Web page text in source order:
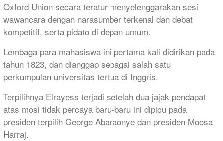
Oxford Union secara teratur menyelenggarakan sesi
wawancara dengan narasumber terkenal dan debat
kompetitif, serta pidato di depan umum.
Lembaga para mahasiswa ini pertama kali didirikan pada
tahun 1823, dan dianggap sebagai salah satu
perkumpulan universitas tertua di Inggris.
Terpilihnya Elrayess terjadi setelah dua jajak pendapat
atas mosi tidak percaya baru-baru ini dipicu pada
presiden terpilih George Abaraonye dan presiden Moosa
Harraj.